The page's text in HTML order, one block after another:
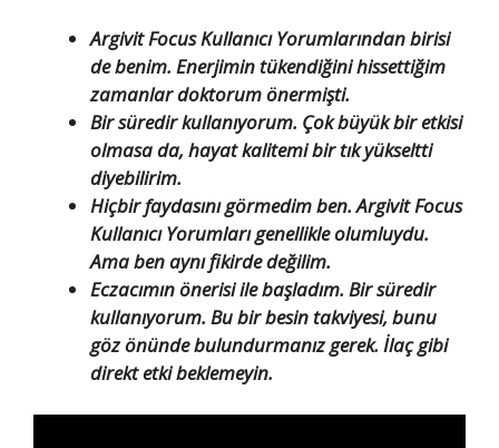
Argivit Focus Kullanıcı Yorumlarından birisi
de benim. Enerjimin tükendiğini hissettiğim
zamanlar doktorum önermişti.
Bir süredir kullanıyorum. Çok büyük bir etkisi
olmasa da, hayat kalitemi bir tık yükseltti
diyebilirim.
Hiçbir faydasını görmedim ben. Argivit Focus
Kullanıcı Yorumları genellikle olumluydu.
Ama ben aynı fikirde değilim.
Eczacımın önerisi ile başladım. Bir süredir
kullanıyorum. Bu bir besin takviyesi, bunu
göz önünde bulundurmanız gerek. İlaç gibi
direkt etki beklemeyin.